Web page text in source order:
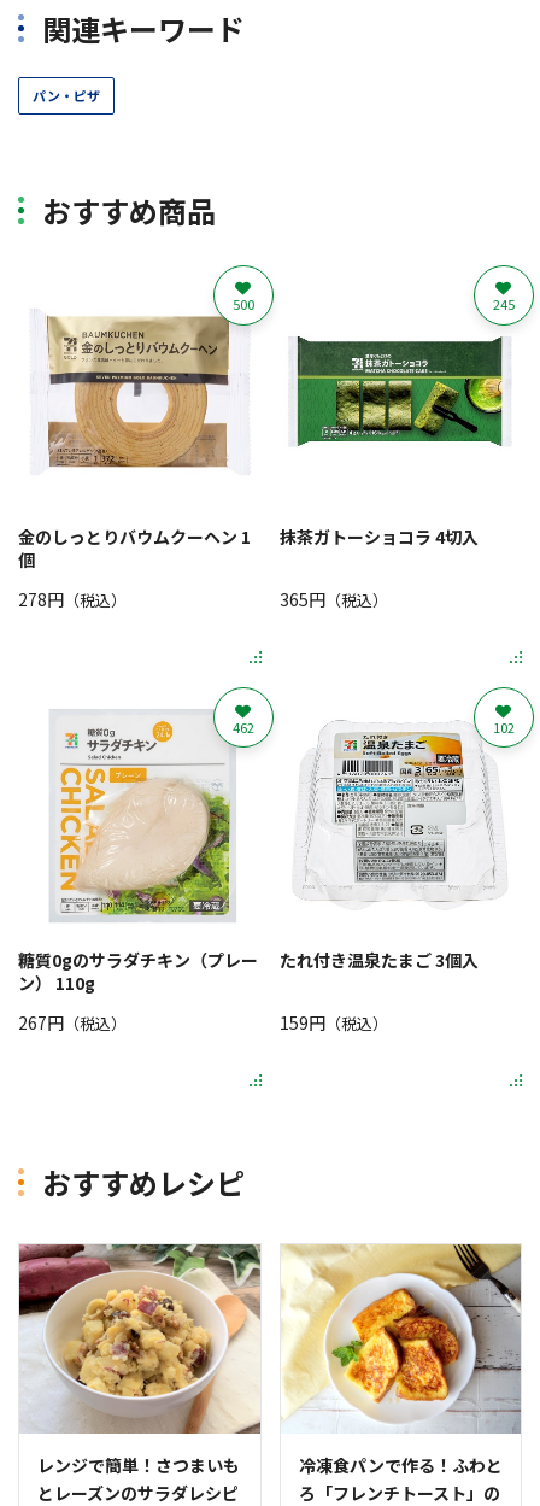
関連キーワード
パン・ピザ
おすすめ商品
金のしっとりバウムクーヘン 1
個
278円 （税込）
500
抹茶ガトーショコラ 4切入
365円（税込）
245
糖質0gのサラダチキン（プレー
ン） 110g
267円 （税込）
462
たれ付き温泉たまご 3個入
159円（税込）
102
おすすめレシピ
レンジで簡単！さつまいも
とレーズンのサラダレシピ
冷凍食パンで作る！ふわと
ろ「フレンチトースト」の